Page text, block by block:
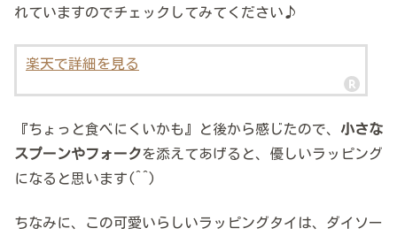
れていますのでチェックしてみてください♪
楽天で詳細を見る
『ちょっと食べにくいかも』と後から感じたので、 小さな
スプーンやフォークを添えてあげると、優しいラッピング
になると思います(^^)
ちなみに、この可愛いらしいラッピングタイは、ダイソー